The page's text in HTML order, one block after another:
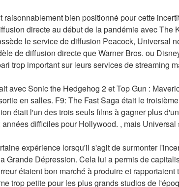
raisonnablement bien positionné pour cette
directe au début de la pandémie avec The
le service de diffusion Peacock, Universal
de diffusion directe que Warner Bros. ou
trop important sur leurs services de streaming
avec Sonic the Hedgehog 2 et Top Gun :
en salles. F9: The Fast Saga était le
était l'un des trois seuls films à gagner plus
difficiles pour Hollywood. , mais
expérience lorsqu'il s'agit de surmonter
Grande Dépression. Cela lui a permis de
étaient bon marché à produire et
trop petite pour les plus grands studios de